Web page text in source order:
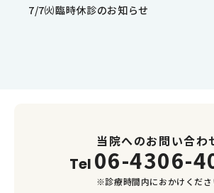
7/7㈫臨時休診のお知らせ
当院へのお問い合わ
Tel 06-4306-
※診療時間内におかけくださ